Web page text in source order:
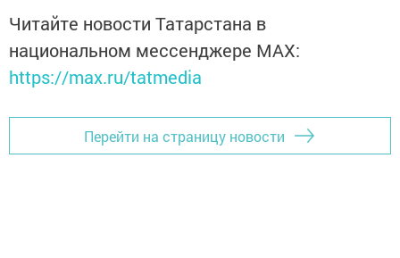
Читайте новости Татарстана в
национальном мессенджере MАХ:
https://max.ru/tatmedia
Перейти на страницу новости